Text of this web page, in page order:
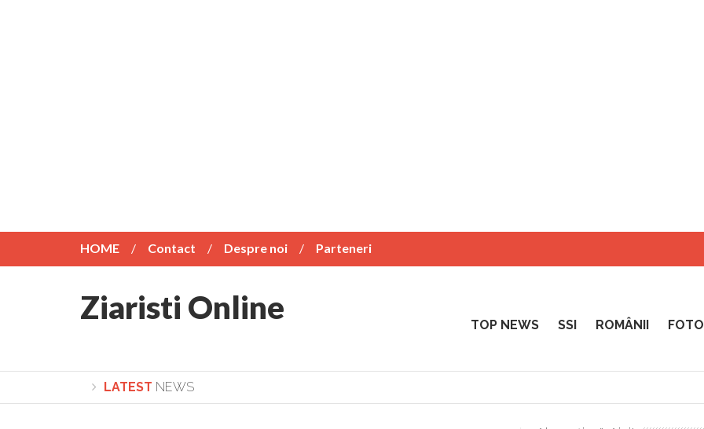
HOME Contact Despre noi Parteneri
Ziaristi Online TOP NEWS SSI ROMÂNII
LATEST NEWS